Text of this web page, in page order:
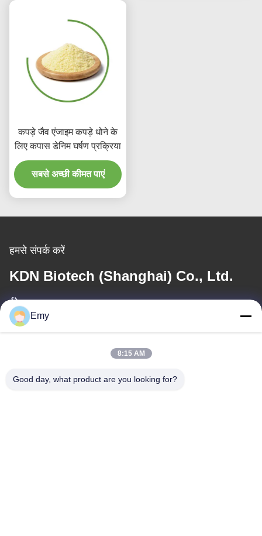
कपड़े जैव एंजाइम कपड़े धोने के
लिए कपास डेनिम घर्षण प्रक्रिया
सबसे अच्छी कीमत पाएं
हमसे संपर्क करें
KDN Biotech (Shanghai) Co., Ltd.
ईमेल
Emy
8:15 AM
Good day, what product are you looking for?